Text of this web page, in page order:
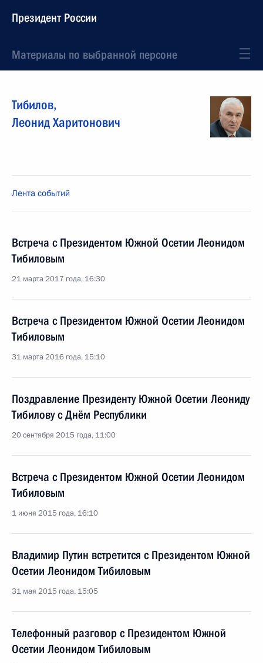
Президент России
Материалы по выбранной персоне
Тибилов,
Леонид Харитонович
Лента событий
Встреча с Президентом Южной Осетии Леонидом
Тибиловым
21 марта 2017 года, 16:30
Встреча с Президентом Южной Осетии Леонидом
Тибиловым
31 марта 2016 года, 15:10
Поздравление Президенту Южной Осетии Леониду
Тибилову с Днём Республики
20 сентября 2015 года, 11:00
Встреча с Президентом Южной Осетии Леонидом
Тибиловым
1 июня 2015 года, 16:10
Владимир Путин встретится с Президентом Южной
Осетии Леонидом Тибиловым
31 мая 2015 года, 15:05
Телефонный разговор с Президентом Южной
Осетии Леонидом Тибиловым